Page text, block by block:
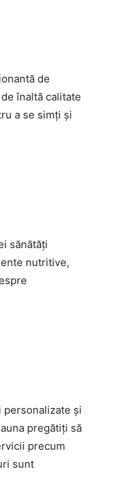
de
înaltă calitate
a se simți și
sănătăți
nutritive,
personalizate și
pregătiți să
precum
sunt